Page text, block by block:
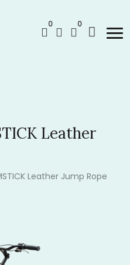
0 0
Leather
Leather Jump Rope